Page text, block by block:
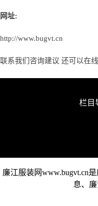
网址:
http://www.bugvt.cn
联系我们咨询建议 还可以在
栏目
廉江服装网www.bugvt.cn
息、